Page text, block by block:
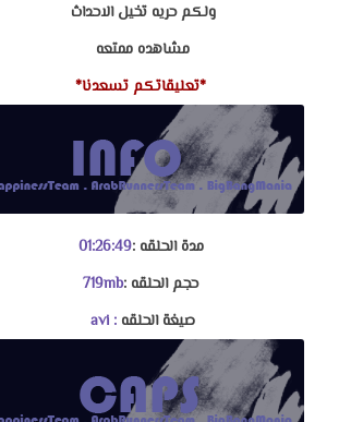
ولكم حريه تخيل الاحداث
مشاهده ممتعه
*تعليقاتكم تسعدنا*
مدة الحلقه :01:26:49
حجم الحلقه :719mb
صيغة الحلقه : avi